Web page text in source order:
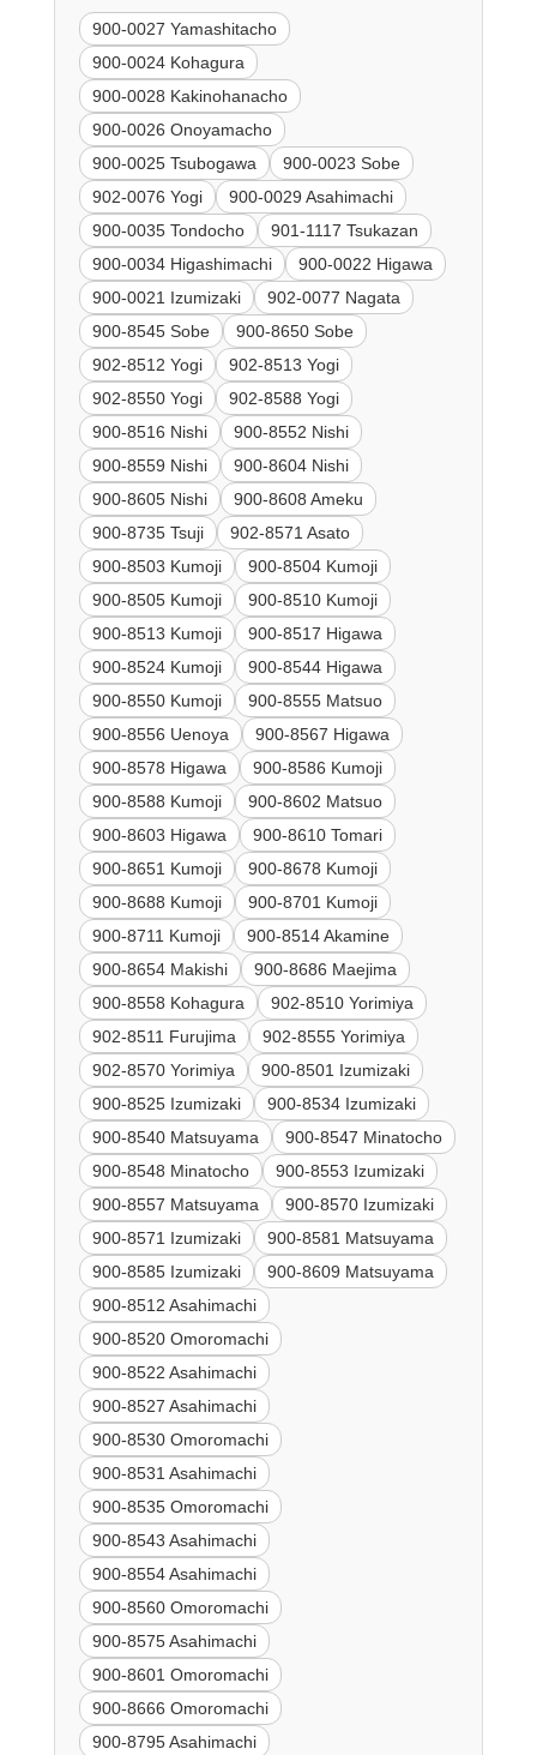
900-0027 Yamashitacho
900-0024 Kohagura
900-0028 Kakinohanacho
900-0026 Onoyamacho
900-0025 Tsubogawa
900-0023 Sobe
902-0076 Yogi
900-0029 Asahimachi
900-0035 Tondocho
901-1117 Tsukazan
900-0034 Higashimachi
900-0022 Higawa
900-0021 Izumizaki
902-0077 Nagata
900-8545 Sobe
900-8650 Sobe
902-8512 Yogi
902-8513 Yogi
902-8550 Yogi
902-8588 Yogi
900-8516 Nishi
900-8552 Nishi
900-8559 Nishi
900-8604 Nishi
900-8605 Nishi
900-8608 Ameku
900-8735 Tsuji
902-8571 Asato
900-8503 Kumoji
900-8504 Kumoji
900-8505 Kumoji
900-8510 Kumoji
900-8513 Kumoji
900-8517 Higawa
900-8524 Kumoji
900-8544 Higawa
900-8550 Kumoji
900-8555 Matsuo
900-8556 Uenoya
900-8567 Higawa
900-8578 Higawa
900-8586 Kumoji
900-8588 Kumoji
900-8602 Matsuo
900-8603 Higawa
900-8610 Tomari
900-8651 Kumoji
900-8678 Kumoji
900-8688 Kumoji
900-8701 Kumoji
900-8711 Kumoji
900-8514 Akamine
900-8654 Makishi
900-8686 Maejima
900-8558 Kohagura
902-8510 Yorimiya
902-8511 Furujima
902-8555 Yorimiya
902-8570 Yorimiya
900-8501 Izumizaki
900-8525 Izumizaki
900-8534 Izumizaki
900-8540 Matsuyama
900-8547 Minatocho
900-8548 Minatocho
900-8553 Izumizaki
900-8557 Matsuyama
900-8570 Izumizaki
900-8571 Izumizaki
900-8581 Matsuyama
900-8585 Izumizaki
900-8609 Matsuyama
900-8512 Asahimachi
900-8520 Omoromachi
900-8522 Asahimachi
900-8527 Asahimachi
900-8530 Omoromachi
900-8531 Asahimachi
900-8535 Omoromachi
900-8543 Asahimachi
900-8554 Asahimachi
900-8560 Omoromachi
900-8575 Asahimachi
900-8601 Omoromachi
900-8666 Omoromachi
900-8795 Asahimachi